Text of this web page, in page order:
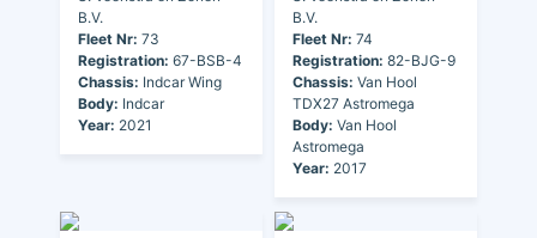
B.V.
Fleet Nr: 73
Registration: 67-BSB-4
Chassis: Indcar Wing
Body: Indcar
Year: 2021
B.V.
Fleet Nr: 74
Registration: 82-BJG-9
Chassis: Van Hool
TDX27 Astromega
Body: Van Hool
Astromega
Year: 2017